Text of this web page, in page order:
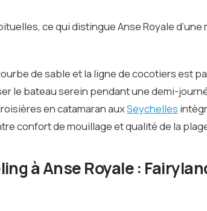
ce qui distingue Anse Royale
de sable et la ligne de cocotiers est
le bateau serein pendant une demi-
en catamaran auxSeychelles
confort de mouillage et qualité de la
à Anse Royale :